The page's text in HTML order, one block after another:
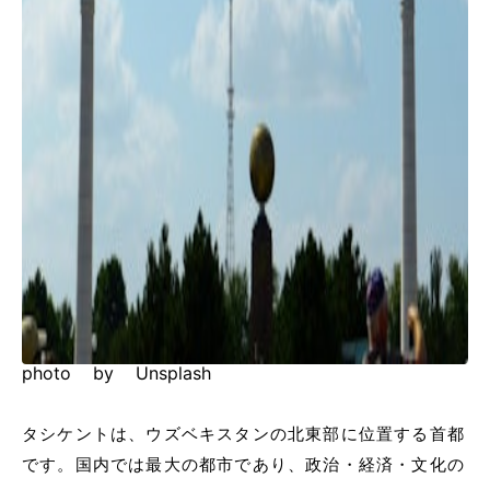
photo by Unsplash
タシケントは、ウズベキスタンの北東部に位置する首都
です。国内では最大の都市であり、政治・経済・文化の